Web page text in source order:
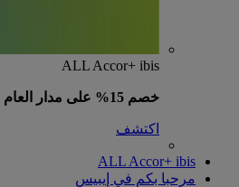
ALL Accor+ ibis
خصم 15% على مدار العام
اكتشف
ALL Accor+ ibis
مرحبا بكم في إيبيس